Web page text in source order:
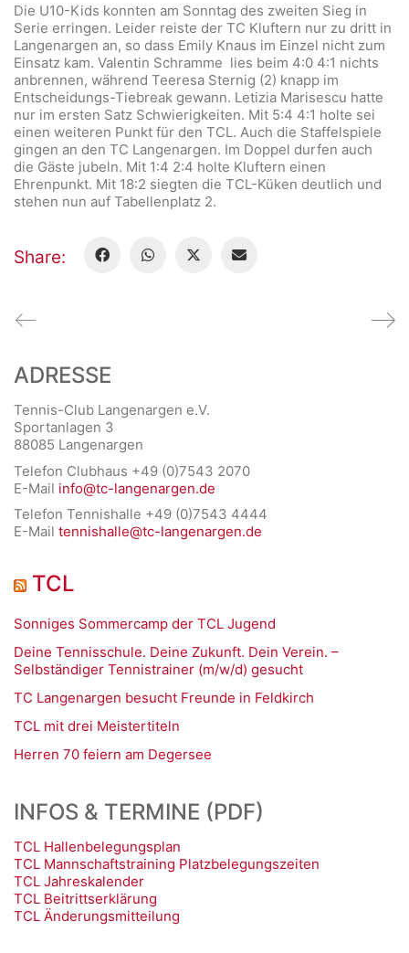
Die U10-Kids konnten am Sonntag des zweiten Sieg in
Serie erringen. Leider reiste der TC Kluftern nur zu dritt in
Langenargen an, so dass Emily Knaus im Einzel nicht zum
Einsatz kam. Valentin Schramme lies beim 4:0 4:1 nichts
anbrennen, während Teeresa Sternig (2) knapp im
Entscheidungs-Tiebreak gewann. Letizia Marisescu hatte
nur im ersten Satz Schwierigkeiten. Mit 5:4 4:1 holte sei
einen weiteren Punkt für den TCL. Auch die Staffelspiele
gingen an den TC Langenargen. Im Doppel durfen auch
die Gäste jubeln. Mit 1:4 2:4 holte Kluftern einen
Ehrenpunkt. Mit 18:2 siegten die TCL-Küken deutlich und
stehen nun auf Tabellenplatz 2.
Share:
ADRESSE
Tennis-Club Langenargen e.V.
Sportanlagen 3
88085 Langenargen
Telefon Clubhaus +49 (0)7543 2070
E-Mail info@tc-langenargen.de
Telefon Tennishalle +49 (0)7543 4444
E-Mail tennishalle@tc-langenargen.de
TCL
Sonniges Sommercamp der TCL Jugend
Deine Tennisschule. Deine Zukunft. Dein Verein. –
Selbständiger Tennistrainer (m/w/d) gesucht
TC Langenargen besucht Freunde in Feldkirch
TCL mit drei Meistertiteln
Herren 70 feiern am Degersee
INFOS & TERMINE (PDF)
TCL Hallenbelegungsplan
TCL Mannschaftstraining Platzbelegungszeiten
TCL Jahreskalender
TCL Beitrittserklärung
TCL Änderungsmitteilung